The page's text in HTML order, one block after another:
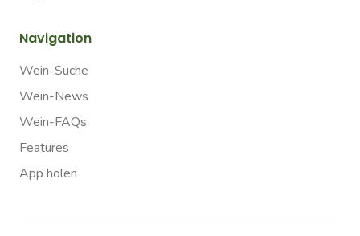
Navigation
Wein-Suche
Wein-News
Wein-FAQs
Features
App holen